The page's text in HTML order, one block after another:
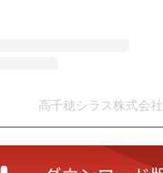
高千穂シラス株式会社